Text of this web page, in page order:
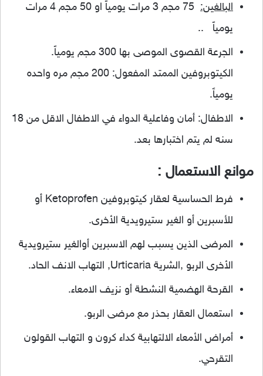
البالغين:
75 مجم 3 مرات يومياً او 50 مجم 4 مرات
يومياً ..
الجرعة القصوى الموصى بها 300 مجم يومياً.
الكيتوبروفين الممتد المفعول: 200 مجم مره واحده
يومياً.
الاطفال: أمان وفاعلية الدواء في الاطفال الاقل من 18
سنه لم يتم اختبارها بعد.
موانع الاستعمال :
فرط الحساسية لعقار كيتوبروفين Ketoprofen أو
للأسبرين أو الغير ستيرويدية الأخرى.
المرضى الذين يسبب لهم الاسبرين أوالغير ستيرويدية
الأخرى الربو ,الشرية Urticaria, التهاب الانف الحاد.
القرحة الهضمية النشطة أو نزيف الامعاء.
استعمال العقار بحذر مع مرضى الربو.
أمراض الأمعاء الالتهابية كداء كرون و التهاب القولون
التقرحي.